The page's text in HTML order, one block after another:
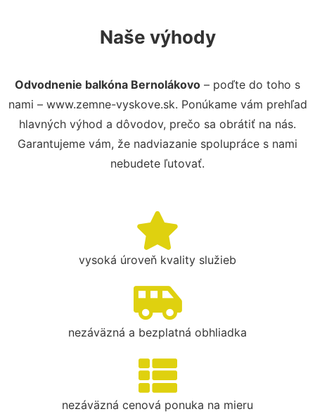
Naše výhody
Odvodnenie balkóna Bernolákovo – poďte do toho s
nami – www.zemne-vyskove.sk. Ponúkame vám prehľad
hlavných výhod a dôvodov, prečo sa obrátiť na nás.
Garantujeme vám, že nadviazanie spolupráce s nami
nebudete ľutovať.
vysoká úroveň kvality služieb
nezáväzná a bezplatná obhliadka
nezáväzná cenová ponuka na mieru